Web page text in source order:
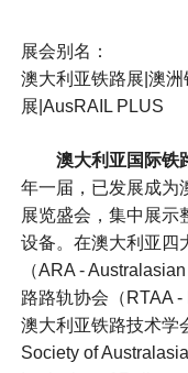
展会别名：
澳大利亚铁路展|澳
展|AusRAIL PLUS
澳大利亚国际铁
年一届，已发展成为
展览盛会，集中展示
设备。在澳大利亚四
（ARA -
路路轨协会（RTAA -
澳大利亚铁路技术学
Society of